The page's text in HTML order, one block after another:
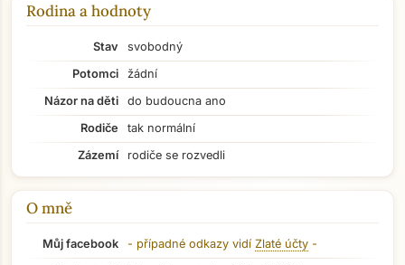
Rodina a hodnoty
Stav
svobodný
Potomci
žádní
Názor na děti
do budoucna ano
Rodiče
tak normální
Zázemí
rodiče se rozvedli
O mně
Můj facebook - případné odkazy vidí Zlaté účty -